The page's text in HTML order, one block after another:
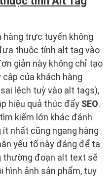
hàng trực tuyến không
thuộc tính alt tag vào
giản này không chỉ tạo
của khách hàng
lệch tuỳ vào alt tags),
hiệu quả thúc đẩy SEO.
kiếm lớn khác đánh
nhất cũng ngang hàng
yếu tố này đáng để ta
thường đoạn alt text sẽ
ảnh sản phẩm, tuy